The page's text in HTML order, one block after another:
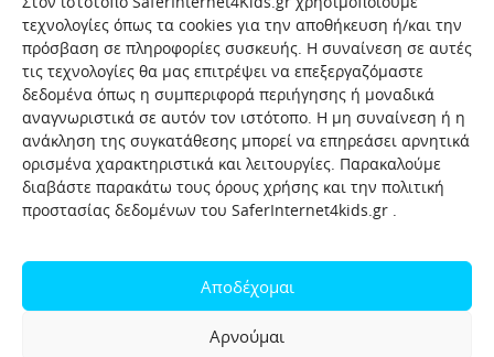
τεχνολογίες όπως τα cookies για την αποθήκευση ή/και την
πρόσβαση σε πληροφορίες συσκευής. Η συναίνεση σε αυτές
τις τεχνολογίες θα μας επιτρέψει να επεξεργαζόμαστε
δεδομένα όπως η συμπεριφορά περιήγησης ή μοναδικά
αναγνωριστικά σε αυτόν τον ιστότοπο. Η μη συναίνεση ή η
ανάκληση της συγκατάθεσης μπορεί να επηρεάσει αρνητικά
ορισμένα χαρακτηριστικά και λειτουργίες. Παρακαλούμε
διαβάστε παρακάτω τους όρους χρήσης και την πολιτική
προστασίας δεδομένων του SaferInternet4kids.gr .
Αποδέχομαι
Αρνούμαι
Πολιτική προστασίας δεδομένων
Πολιτική Προστασίας Παιδιών και Εφήβων
Όροι χρήσης